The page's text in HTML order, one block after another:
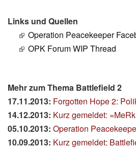
Links und Quellen
Operation Peacekeeper
OPK Forum WIP Thread
Mehr zum Thema Battlefield 2
17.11.2013: Forgotten Hope 2: Polikarpow Po-2, Churchill
14.12.2013: Kurz gemeldet: =MeRk=
05.10.2013: Operation
10.09.2013: Kurz gemeldet: